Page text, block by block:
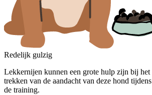
Redelijk gulzig
Lekkernijen kunnen een grote hulp zijn bij het
trekken van de aandacht van deze hond tijdens
de training.